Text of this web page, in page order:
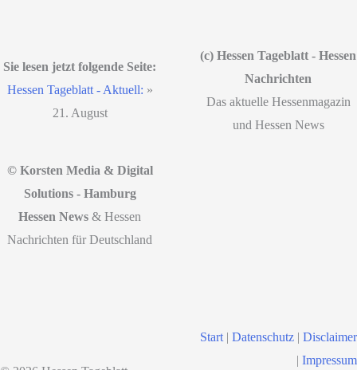
Sie lesen jetzt folgende Seite:
Hessen Tageblatt - Aktuell: »
21. August
(c) Hessen Tageblatt - Hessen
Nachrichten
Das aktuelle Hessenmagazin
und Hessen News
© Korsten Media & Digital
Solutions - Hamburg
Hessen News & Hessen
Nachrichten für Deutschland
Start | Datenschutz | Disclaimer
| Impressum